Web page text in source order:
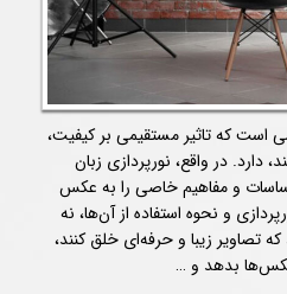
است که تاثیر مستقیمی بر کیفیت،
در واقع، نورپردازی زبان
و مفاهیم خاصی را به عکس
و نحوه استفاده از آن‌ها، نه
تصاویر زیبا و حرفه‌ای خلق کنند،
بدهد و …